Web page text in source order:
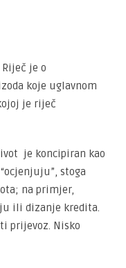
je o
koje uglavnom
je riječ
je koncipiran kao
stoga
na primjer,
ili dizanje kredita.
prijevoz. Nisko